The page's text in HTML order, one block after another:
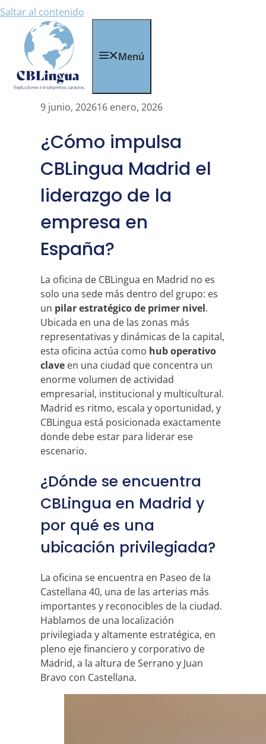
Saltar al contenido
Menú
9 junio, 202616 enero, 2026
¿Cómo impulsa
CBLingua Madrid el
liderazgo de la
empresa en
España?
La oficina de CBLingua en Madrid no es
solo una sede más dentro del grupo: es
un pilar estratégico de primer nivel.
Ubicada en una de las zonas más
representativas y dinámicas de la capital,
esta oficina actúa como hub operativo
clave en una ciudad que concentra un
enorme volumen de actividad
empresarial, institucional y multicultural.
Madrid es ritmo, escala y oportunidad, y
CBLingua está posicionada exactamente
donde debe estar para liderar ese
escenario.
¿Dónde se encuentra
CBLingua en Madrid y
por qué es una
ubicación privilegiada?
La oficina se encuentra en Paseo de la
Castellana 40, una de las arterias más
importantes y reconocibles de la ciudad.
Hablamos de una localización
privilegiada y altamente estratégica, en
pleno eje financiero y corporativo de
Madrid, a la altura de Serrano y Juan
Bravo con Castellana.